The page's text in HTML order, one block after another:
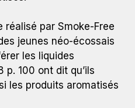
réalisé par Smoke-Free
jeunes néo-écossais
les liquides
100 ont dit qu’ils
les produits aromatisés